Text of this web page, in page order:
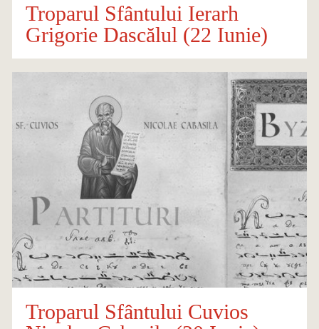
Troparul Sfântului Ierarh
Grigorie Dascălul (22 Iunie)
Troparul Sfântului Cuvios